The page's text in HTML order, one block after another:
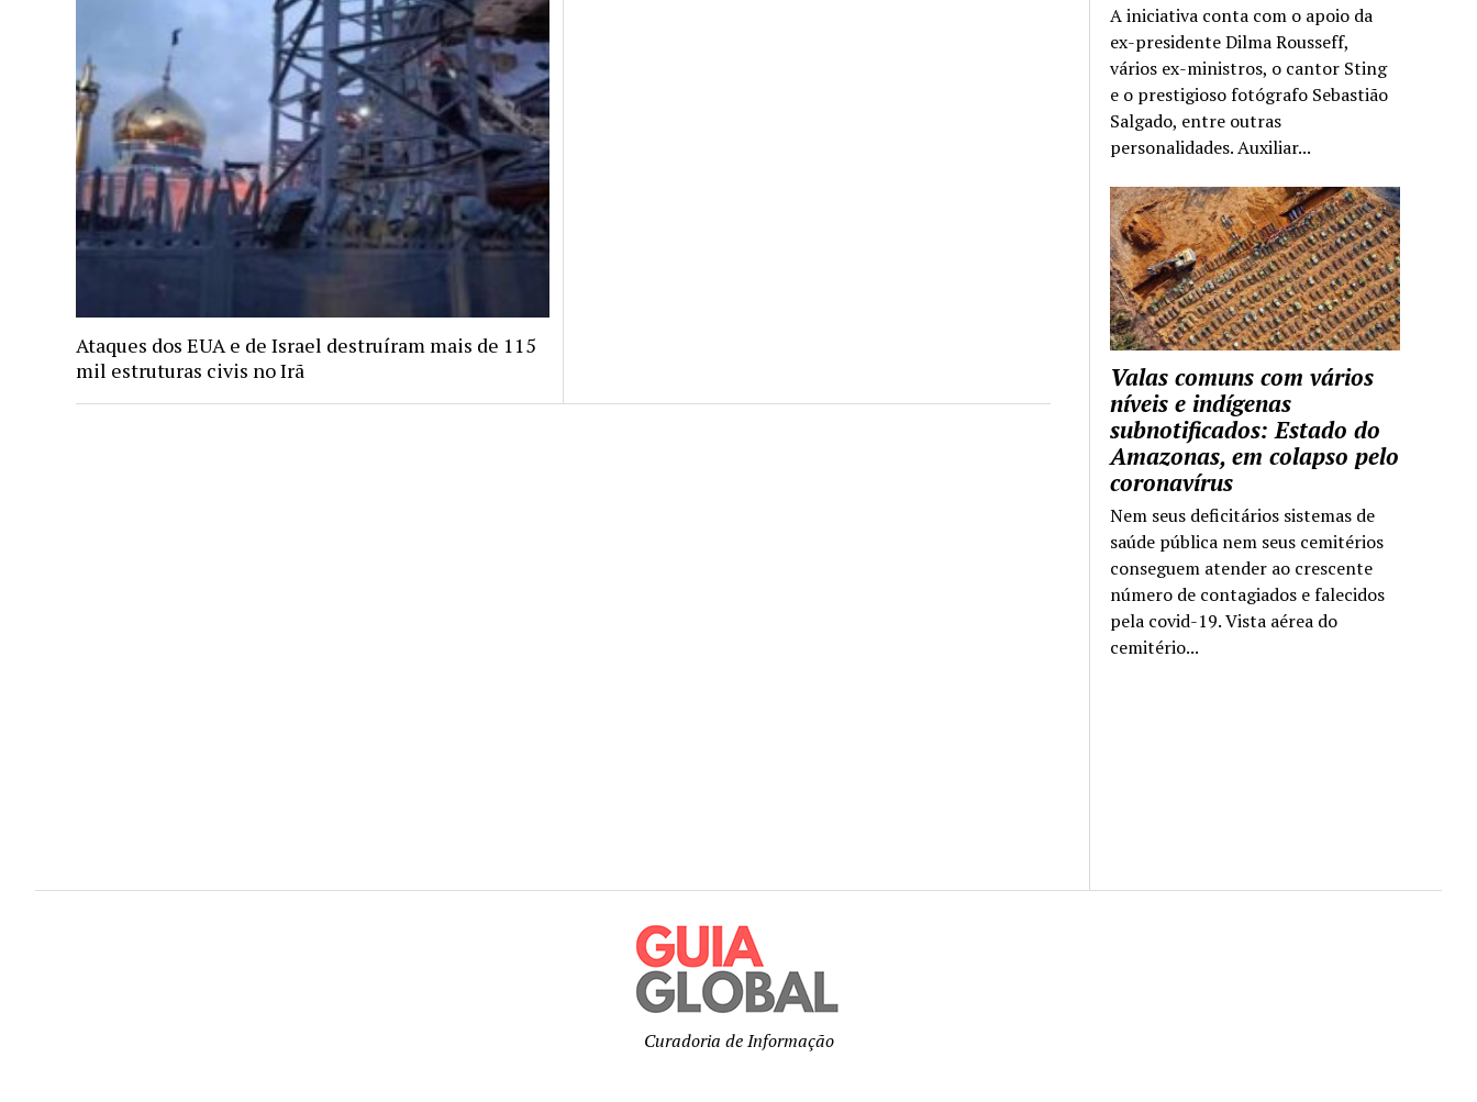
Ataques dos EUA e de Israel destruíram mais de 115
mil estruturas civis no Irã
A iniciativa conta com o apoio da
ex-presidente Dilma Rousseff,
vários ex-ministros, o cantor Sting
e o prestigioso fotógrafo Sebastião
Salgado, entre outras
personalidades. Auxiliar...
Valas comuns com vários
níveis e indígenas
subnotificados: Estado do
Amazonas, em colapso pelo
coronavírus
Nem seus deficitários sistemas de
saúde pública nem seus cemitérios
conseguem atender ao crescente
número de contagiados e falecidos
pela covid-19. Vista aérea do
cemitério...
Curadoria de Informação